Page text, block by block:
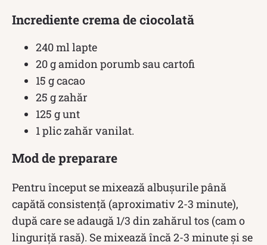
Incrediente crema de ciocolată
240 ml lapte
20 g amidon porumb sau cartofi
15 g cacao
25 g zahăr
125 g unt
1 plic zahăr vanilat.
Mod de preparare
Pentru început se mixează albușurile până
capătă consistență (aproximativ 2-3 minute),
după care se adaugă 1/3 din zahărul tos (cam o
linguriță rasă). Se mixează încă 2-3 minute și se